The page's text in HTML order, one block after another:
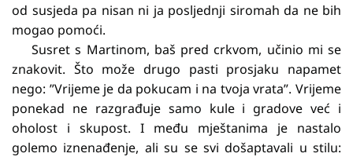
od susjeda pa nisan ni ja posljednji siromah da ne bih
mogao pomoći.
Susret s Martinom, baš pred crkvom, učinio mi se
znakovit. Što može drugo pasti prosjaku napamet
nego: ”Vrijeme je da pokucam i na tvoja vrata”. Vrijeme
ponekad ne razgrađuje samo kule i gradove već i
oholost i skupost. I među mještanima je nastalo
golemo iznenađenje, ali su se svi došaptavali u stilu: